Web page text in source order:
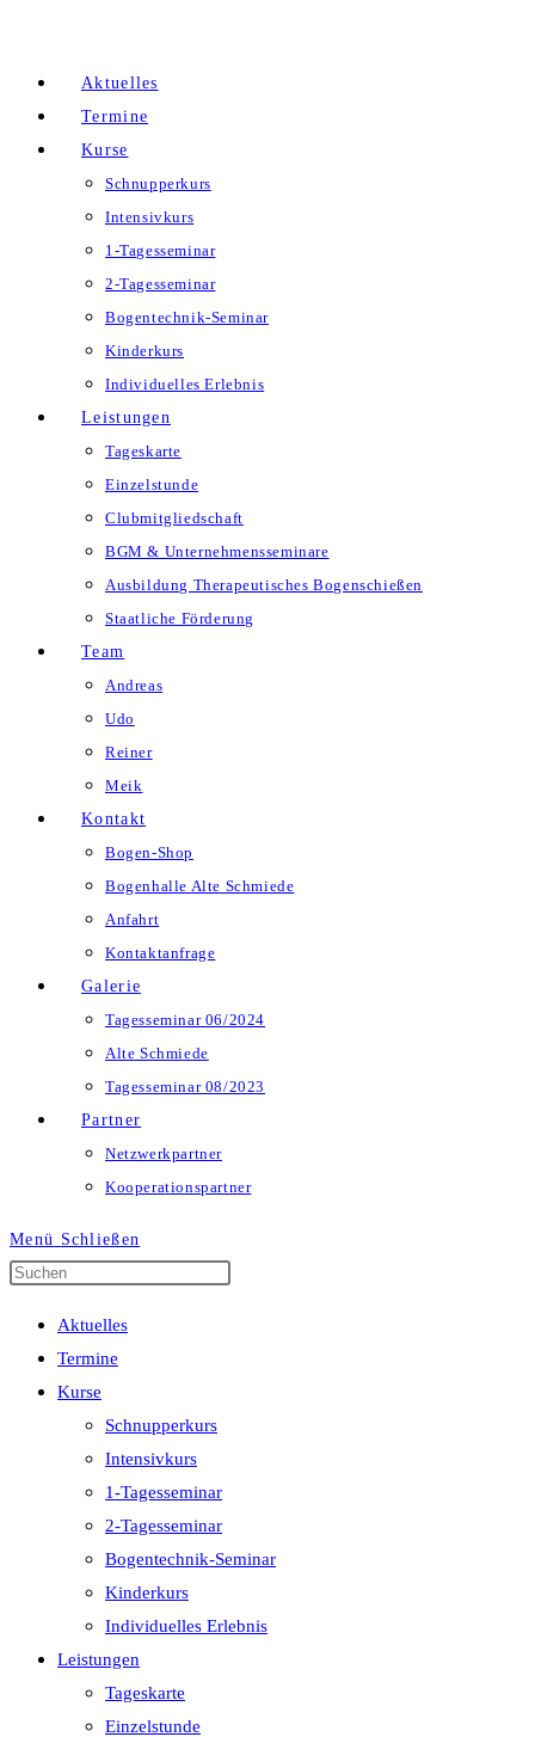
Aktuelles
Termine
Kurse
Schnupperkurs
Intensivkurs
1-Tagesseminar
2-Tagesseminar
Bogentechnik-Seminar
Kinderkurs
Individuelles Erlebnis
Leistungen
Tageskarte
Einzelstunde
Clubmitgliedschaft
BGM & Unternehmensseminare
Ausbildung Therapeutisches Bogenschießen
Staatliche Förderung
Team
Andreas
Udo
Reiner
Meik
Kontakt
Bogen-Shop
Bogenhalle Alte Schmiede
Anfahrt
Kontaktanfrage
Galerie
Tagesseminar 06/2024
Alte Schmiede
Tagesseminar 08/2023
Partner
Netzwerkpartner
Kooperationspartner
Menü Schließen
Aktuelles
Termine
Kurse
Schnupperkurs
Intensivkurs
1-Tagesseminar
2-Tagesseminar
Bogentechnik-Seminar
Kinderkurs
Individuelles Erlebnis
Leistungen
Tageskarte
Einzelstunde